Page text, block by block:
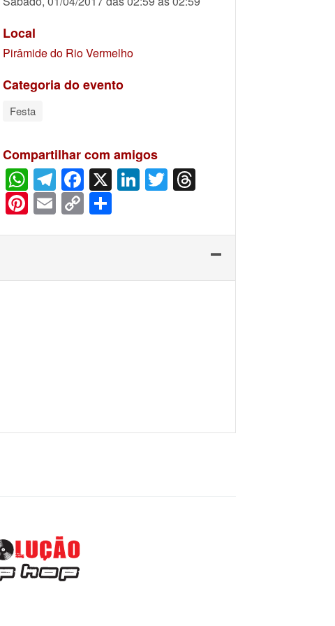
Local
Pirâmide do Rio Vermelho
Categoria do evento
Festa
Compartilhar com amigos
WhatsApp
Telegram
Facebook
X LinkedIn
Twitter
Pinterest
Email
Copy
Link